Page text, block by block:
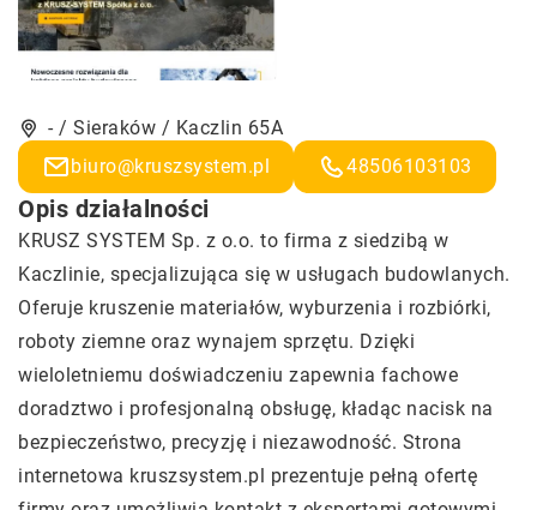
- / Sieraków / Kaczlin 65A
biuro@kruszsystem.pl
48506103103
Opis działalności
KRUSZ SYSTEM Sp. z o.o. to firma z siedzibą w
Kaczlinie, specjalizująca się w usługach budowlanych.
Oferuje kruszenie materiałów, wyburzenia i rozbiórki,
roboty ziemne oraz wynajem sprzętu. Dzięki
wieloletniemu doświadczeniu zapewnia fachowe
doradztwo i profesjonalną obsługę, kładąc nacisk na
bezpieczeństwo, precyzję i niezawodność. Strona
internetowa kruszsystem.pl prezentuje pełną ofertę